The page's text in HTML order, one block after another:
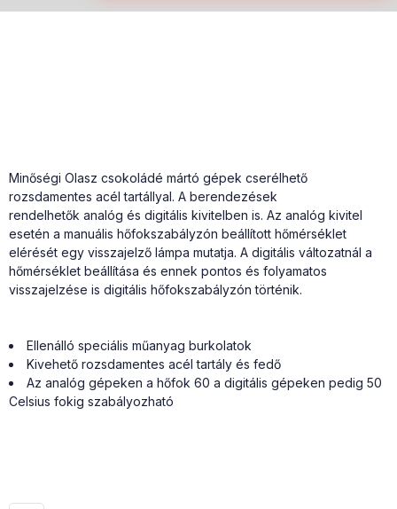
Minőségi Olasz csokoládé mártó gépek cserélhető
rozsdamentes acél tartállyal. A berendezések
rendelhetők analóg és digitális kivitelben is. Az analóg kivitel
esetén a manuális hőfokszabályzón beállított hőmérséklet
elérését egy visszajelző lámpa mutatja. A digitális változatnál a
hőmérséklet beállítása és ennek pontos és folyamatos
visszajelzése is digitális hőfokszabályzón történik.
Ellenálló speciális műanyag burkolatok
Kivehető rozsdamentes acél tartály és fedő
Az analóg gépeken a hőfok 60 a digitális gépeken pedig 50
Celsius fokig szabályozható